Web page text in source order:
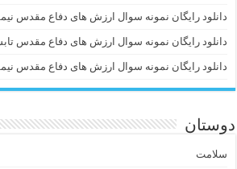
دانلود رایگان نمونه سوال ارزش های دفاع مقدس نیمسال
دانلود رایگان نمونه سوال ارزش های دفاع مقدس
دانلود رایگان نمونه سوال ارزش های دفاع مقدس نیمسال
دوستان
سلامت